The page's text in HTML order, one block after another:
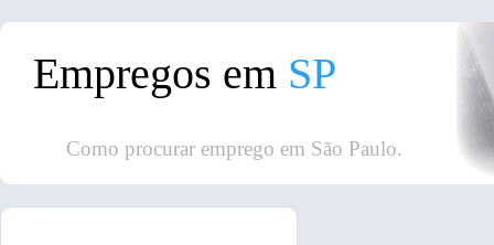
Empregos em SP
Como procurar emprego em São Paulo.